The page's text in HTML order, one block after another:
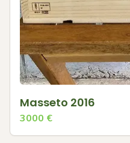
Masseto 2016
3000 €